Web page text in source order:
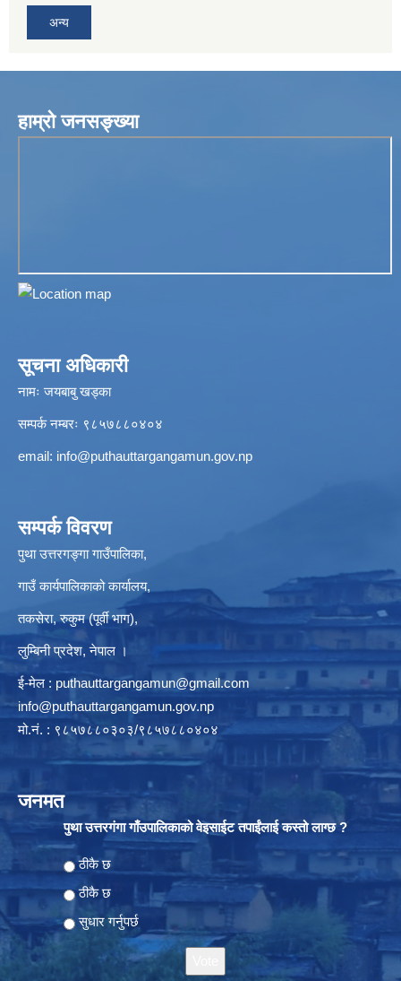
अन्य
हाम्रो जनसङ्ख्या
सूचना अधिकारी
नामः जयबाबु खड्का
सम्पर्क नम्बरः ९८५७८८०४०४
email: info@puthauttargangamun.gov.np
सम्पर्क विवरण
पुथा उत्तरगङ्गा गाउँपालिका,
गाउँ कार्यपालिकाको कार्यालय,
तकसेरा, रुकुम (पूर्वी भाग),
लुम्बिनी प्रदेश, नेपाल ।
ई-मेल : puthauttargangamun@gmail.com
info@puthauttargangamun.gov.np
मो.नं. : ९८५७८८०३०३/९८५७८८०४०४
जनमत
पुथा उत्तरगंगा गाँउपालिकाको वेइसाईट तपाईंलाई कस्तो लाग्छ ?
Choices
ठीकै छ
ठीकै छ
सुधार गर्नुपर्छ